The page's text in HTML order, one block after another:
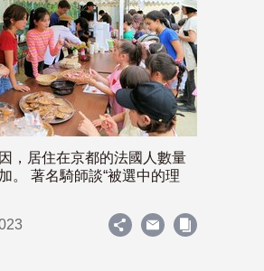
，居住在京都的法國人數量
。 著名騎師談“被選中的理